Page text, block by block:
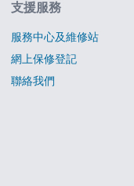
支援服務
服務中心及維修站
網上保修登記
聯絡我們